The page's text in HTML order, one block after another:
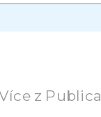
z Publica